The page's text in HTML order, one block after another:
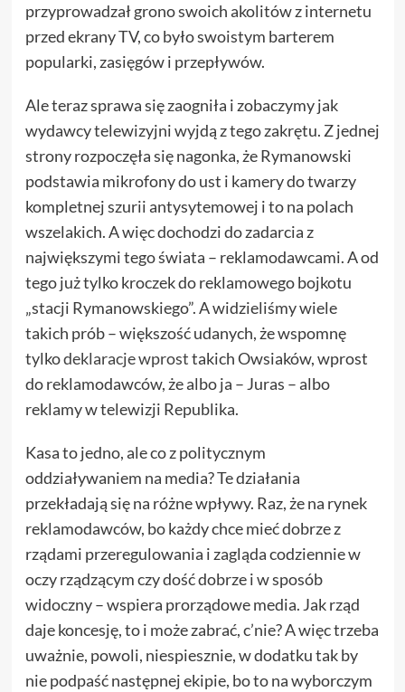
przyprowadzał grono swoich akolitów z internetu
przed ekrany TV, co było swoistym barterem
popularki, zasięgów i przepływów.
Ale teraz sprawa się zaogniła i zobaczymy jak
wydawcy telewizyjni wyjdą z tego zakrętu. Z jednej
strony rozpoczęła się nagonka, że Rymanowski
podstawia mikrofony do ust i kamery do twarzy
kompletnej szurii antysytemowej i to na polach
wszelakich. A więc dochodzi do zadarcia z
największymi tego świata – reklamodawcami. A od
tego już tylko kroczek do reklamowego bojkotu
„stacji Rymanowskiego”. A widzieliśmy wiele
takich prób – większość udanych, że wspomnę
tylkodeklaracje wprosttakich Owsiaków, wprost
do reklamodawców, że albo ja – Juras – albo
reklamy w telewizji Republika.
Kasa to jedno, ale co z politycznym
oddziaływaniem na media? Te działania
przekładają się na różne wpływy. Raz, że na rynek
reklamodawców, bo każdy chce mieć dobrze z
rządami przeregulowania i zagląda codziennie w
oczy rządzącym czy dość dobrze i w sposób
widoczny – wspiera prorządowe media. Jak rząd
daje koncesję, to i może zabrać, c’nie? A więc trzeba
uważnie, powoli, niespiesznie, w dodatku tak by
nie podpaść następnej ekipie, bo to na wyborczym